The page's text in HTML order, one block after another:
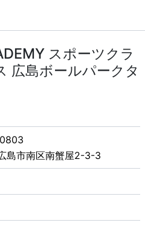
スポーツクラ
広島ボールパークタ
島市南区南蟹屋2-3-3